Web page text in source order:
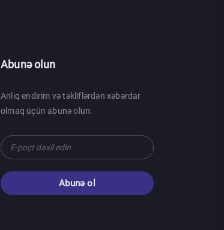
Abunə olun
Anlıq endirim və təkliflərdən xəbərdar
olmaq üçün abunə olun.
Abunə ol